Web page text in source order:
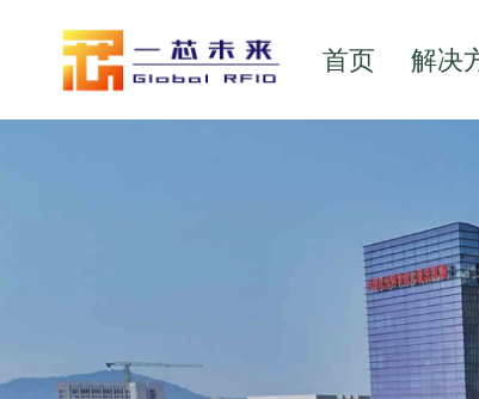
首页 解决